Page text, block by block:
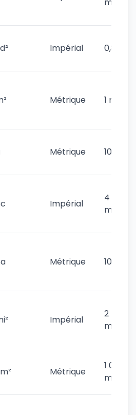
Impérial
Métrique 1 m²
Métrique 100 m²
Impérial
4
m²
Métrique 10 000
Impérial
2 589
m²
Métrique
1 000
m²